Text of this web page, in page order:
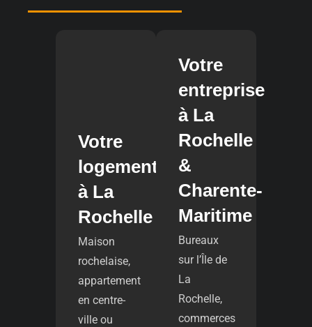
Votre
logement
à La
Rochelle
Maison
rochelaise,
appartement
en centre-
ville ou
Votre
entreprise
à La
Rochelle
&
Charente-
Maritime
Bureaux
sur l’Île de
La
Rochelle,
commerces